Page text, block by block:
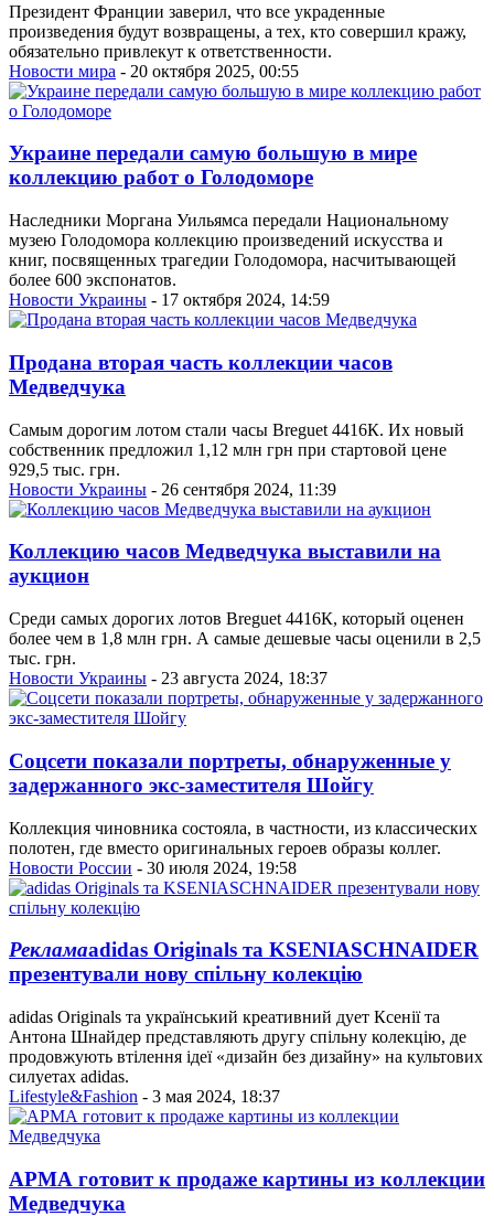
Президент Франции заверил, что все украденные
произведения будут возвращены, а тех, кто совершил кражу,
обязательно привлекут к ответственности.
Новости мира - 20 октября 2025, 00:55
Украине передали самую большую в мире
коллекцию работ о Голодоморе
Наследники Моргана Уильямса передали Национальному
музею Голодомора коллекцию произведений искусства и
книг, посвященных трагедии Голодомора, насчитывающей
более 600 экспонатов.
Новости Украины - 17 октября 2024, 14:59
Продана вторая часть коллекции часов
Медведчука
Самым дорогим лотом стали часы Breguet 4416К. Их новый
собственник предложил 1,12 млн грн при стартовой цене
929,5 тыс. грн.
Новости Украины - 26 сентября 2024, 11:39
Коллекцию часов Медведчука выставили на
аукцион
Среди самых дорогих лотов Breguet 4416К, который оценен
более чем в 1,8 млн грн. А самые дешевые часы оценили в 2,5
тыс. грн.
Новости Украины - 23 августа 2024, 18:37
Соцсети показали портреты, обнаруженные у
задержанного экс-заместителя Шойгу
Коллекция чиновника состояла, в частности, из классических
полотен, где вместо оригинальных героев образы коллег.
Новости России - 30 июля 2024, 19:58
Рекламаadidas Originals та KSENIASCHNAIDER
презентували нову спільну колекцію
adidas Originals та український креативний дует Ксенії та
Антона Шнайдер представляють другу спільну колекцію, де
продовжують втілення ідеї «дизайн без дизайну» на культових
силуетах adidas.
Lifestyle&Fashion - 3 мая 2024, 18:37
АРМА готовит к продаже картины из коллекции
Медведчука